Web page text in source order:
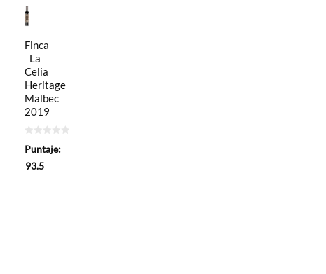
Finca
La
Celia
Heritage
Malbec
2019
de
Puntaje:
93.5